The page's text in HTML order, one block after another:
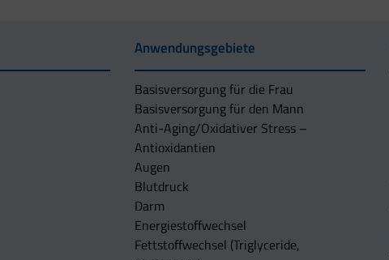
Anwendungsgebiete
Basisversorgung für die Frau
Basisversorgung für den Mann
Anti-Aging/Oxidativer Stress –
Antioxidantien
Augen
Blutdruck
Darm
Energiestoffwechsel
Fettstoffwechsel (Triglyceride,